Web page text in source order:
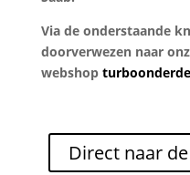
Via de onderstaande
doorverwezen naar
webshop
Direct naar